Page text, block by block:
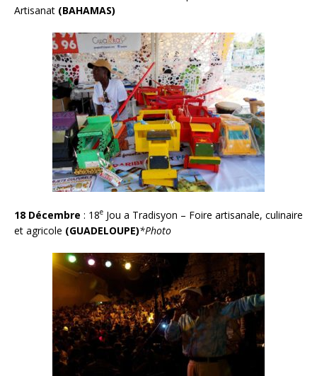
Artisanat (BAHAMAS)
18 Décembre : 18e Jou a Tradisyon – Foire artisanale, culinaire
et agricole (GUADELOUPE)*Photo